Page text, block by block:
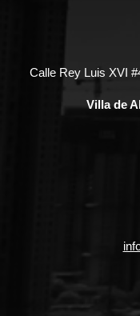
Calle Rey Luis XVI
Villa de